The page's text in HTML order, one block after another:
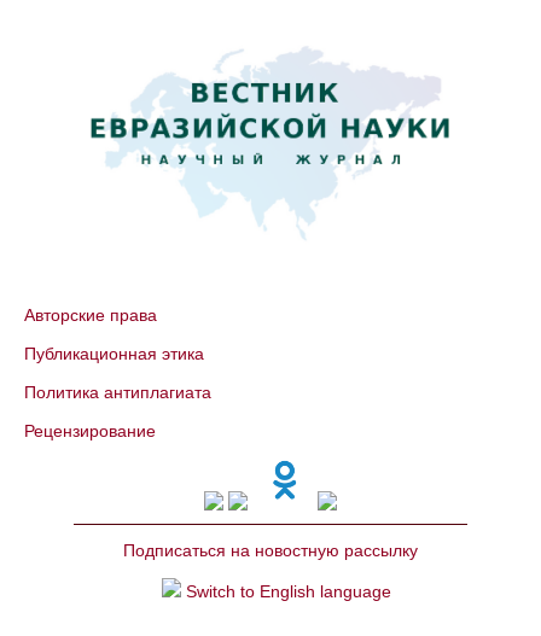
Авторские права
Публикационная этика
Политика антиплагиата
Рецензирование
Подписаться на новостную рассылку
Switch to English language